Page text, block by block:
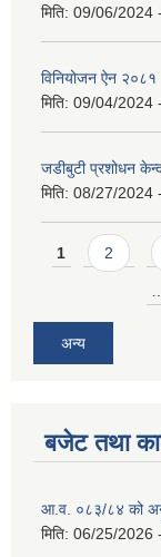
मिति: 09/06/2024
विनियोजन ऐन २०८१
मिति: 09/04/2024
जडीबुटी प्रशोधन
मिति: 08/27/2024
Pages
1 2
अन्य
बजेट तथा
आ.व. ०८३/८४ को
मिति: 06/25/2026